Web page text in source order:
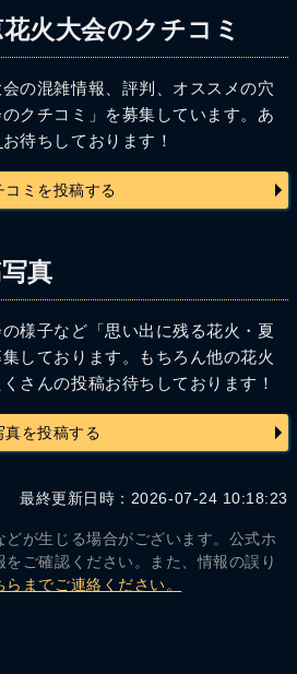
火大会のクチコミ
の混雑情報、評判、オススメの穴
クチコミ」を募集しています。あ
お待ちしております！
コミを投稿する
真
様子など「思い出に残る花火・夏
しております。もちろん他の花火
さんの投稿お待ちしております！
真を投稿する
最終更新日時：2026-07-24 10:18:23
が生じる場合がございます。公式ホ
ご確認ください。また、情報の誤り
らまでご連絡ください。